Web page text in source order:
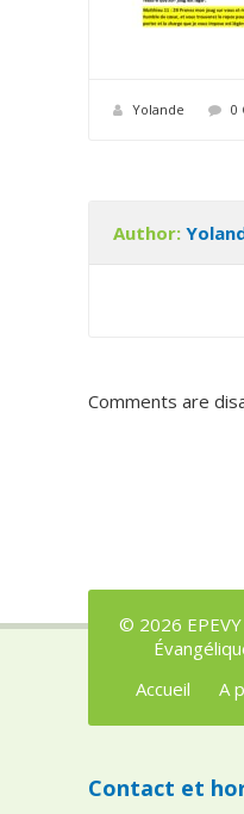
Yolande 0
Author:
Comments are
© 2026
Accueil
A
Contact et